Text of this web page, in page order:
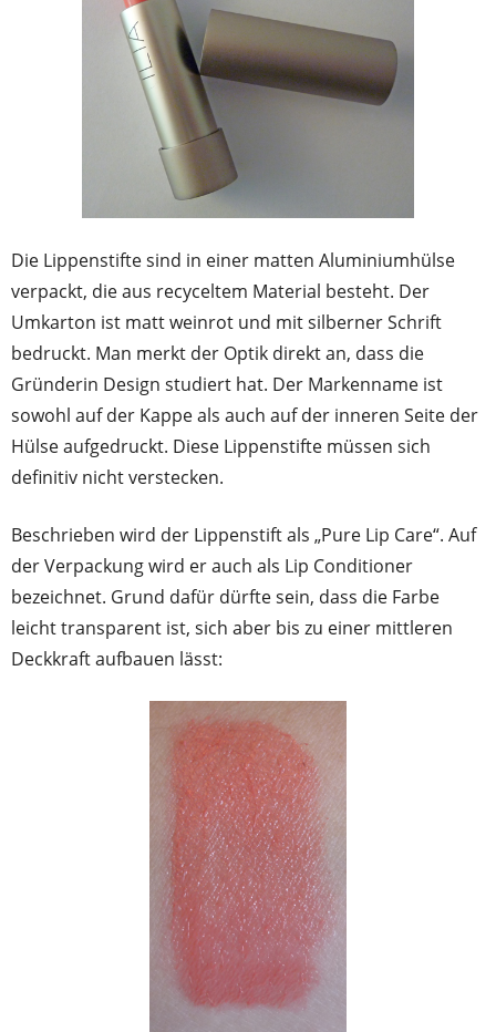
Die Lippenstifte sind in einer matten Aluminiumhülse
verpackt, die aus recyceltem Material besteht. Der
Umkarton ist matt weinrot und mit silberner Schrift
bedruckt. Man merkt der Optik direkt an, dass die
Gründerin Design studiert hat. Der Markenname ist
sowohl auf der Kappe als auch auf der inneren Seite der
Hülse aufgedruckt. Diese Lippenstifte müssen sich
definitiv nicht verstecken.
Beschrieben wird der Lippenstift als „Pure Lip Care“. Auf
der Verpackung wird er auch als Lip Conditioner
bezeichnet. Grund dafür dürfte sein, dass die Farbe
leicht transparent ist, sich aber bis zu einer mittleren
Deckkraft aufbauen lässt: